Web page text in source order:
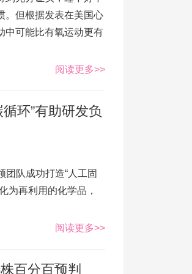
。但根据发表在美国心
中可能比有氧运动更有
阅读更多>>
环”有助研发负
队成功打造“人工固
为再利用的化学品，
阅读更多>>
百分百预判